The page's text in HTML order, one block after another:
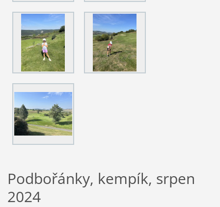
Podbořánky, kempík, srpen
2024